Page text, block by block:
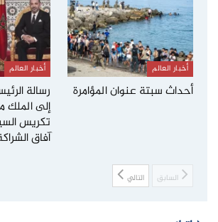
أخبار العالم
أحداث سبتة عنوان المؤامرة
أخبار العالم
رسالة
إلى
تكريس
آفاق
السابق التالي